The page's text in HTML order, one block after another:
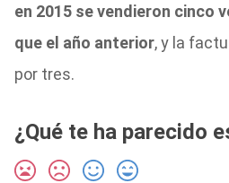
en 2015 se vendieron cinco
que el año anterior, y la
por tres.
¿Qué te ha parecido